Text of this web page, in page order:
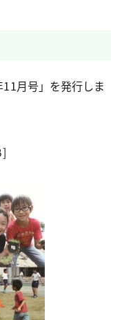
11月号」を発行しま